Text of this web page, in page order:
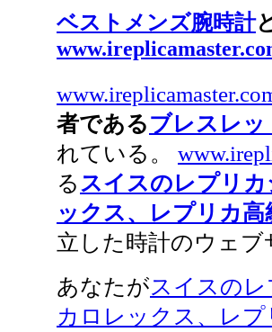
ベストメンズ腕時計
者であるブレスレッ
れている。
るスイスのレプリ
ックス、レプリカ高
立した時計のウェ
あなたがスイスの
カロレックス、レ